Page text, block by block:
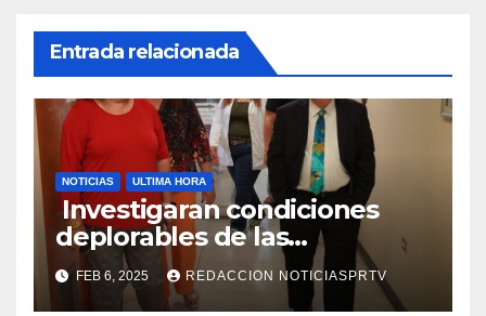
Entrada relacionada
NOTICIAS ULTIMA HORA
Investigaran condiciones
deplorables de las
facilidades el Departamento
de la Salud en Mayagüez
FEB 6, 2025 REDACCION NOTICIASPRTV